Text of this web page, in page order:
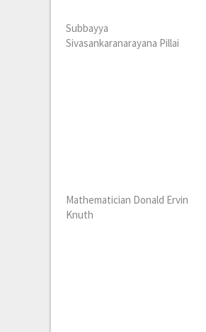
Subbayya
Sivasankaranarayana Pillai
Mathematician Donald Ervin
Knuth